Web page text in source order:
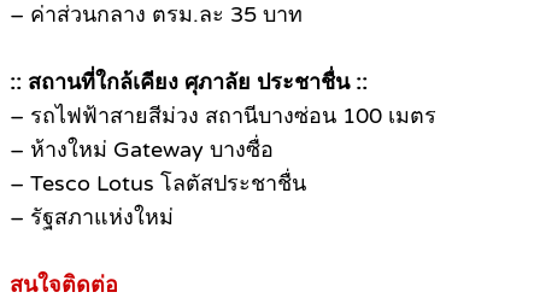
– ค่าส่วนกลาง ตรม.ละ 35 บาท
:: สถานที่ใกล้เคียง ศุภาลัย ประชาชื่น ::
– รถไฟฟ้าสายสีม่วง สถานีบางซ่อน 100 เมตร
– ห้างใหม่ Gateway บางซื่อ
– Tesco Lotus โลตัสประชาชื่น
– รัฐสภาแห่งใหม่
สนใจติดต่อ